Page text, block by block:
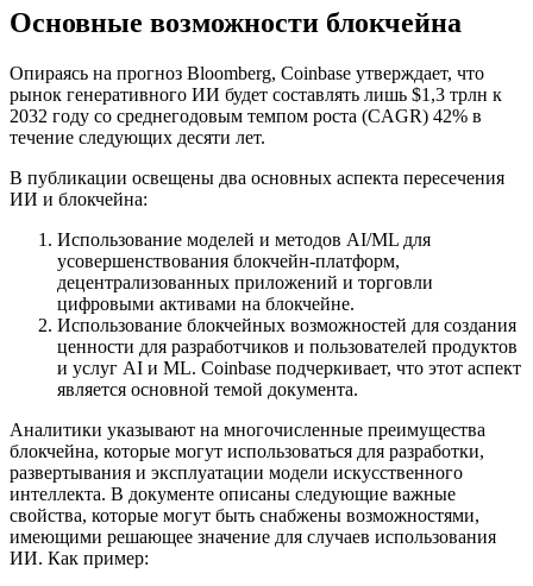
Основные возможности блокчейна
Опираясь на прогноз Bloomberg, Coinbase утверждает, что
рынок генеративного ИИ будет составлять лишь $1,3 трлн к
2032 году со среднегодовым темпом роста (CAGR) 42% в
течение следующих десяти лет.
В публикации освещены два основных аспекта пересечения
ИИ и блокчейна:
Использование моделей и методов AI/ML для
усовершенствования блокчейн-платформ,
децентрализованных приложений и торговли
цифровыми активами на блокчейне.
Использование блокчейных возможностей для создания
ценности для разработчиков и пользователей продуктов
и услуг AI и ML. Coinbase подчеркивает, что этот аспект
является основной темой документа.
Аналитики указывают на многочисленные преимущества
блокчейна, которые могут использоваться для разработки,
развертывания и эксплуатации модели искусственного
интеллекта. В документе описаны следующие важные
свойства, которые могут быть снабжены возможностями,
имеющими решающее значение для случаев использования
ИИ. Как пример: